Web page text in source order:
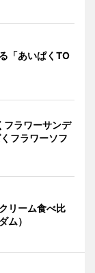
「あいぱくTO
フラワーサンデ
フラワーソフ
リーム食べ比
ム）